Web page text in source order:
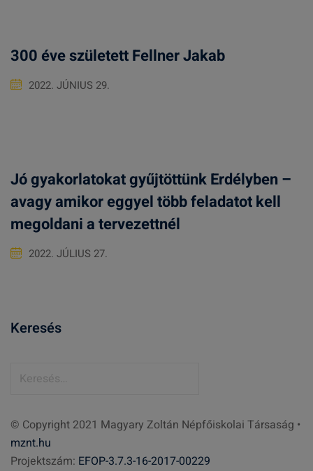
300 éve született Fellner Jakab
2022. JÚNIUS 29.
Jó gyakorlatokat gyűjtöttünk Erdélyben –
avagy amikor eggyel több feladatot kell
megoldani a tervezettnél
2022. JÚLIUS 27.
Keresés
e
s
é
© Copyright 2021 Magyary Zoltán Népfőiskolai Társaság •
mznt.hu
Projektszám: EFOP-3.7.3-16-2017-00229